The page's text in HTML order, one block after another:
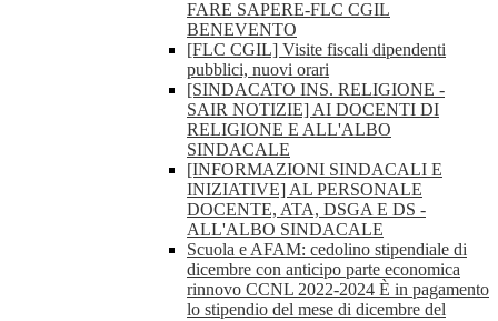
FARE SAPERE-FLC CGIL
BENEVENTO
[FLC CGIL] Visite fiscali dipendenti
pubblici, nuovi orari
[SINDACATO INS. RELIGIONE -
SAIR NOTIZIE] AI DOCENTI DI
RELIGIONE E ALL'ALBO
SINDACALE
[INFORMAZIONI SINDACALI E
INIZIATIVE] AL PERSONALE
DOCENTE, ATA, DSGA E DS -
ALL'ALBO SINDACALE
Scuola e AFAM: cedolino stipendiale di
dicembre con anticipo parte economica
rinnovo CCNL 2022-2024 È in pagamento
lo stipendio del mese di dicembre del